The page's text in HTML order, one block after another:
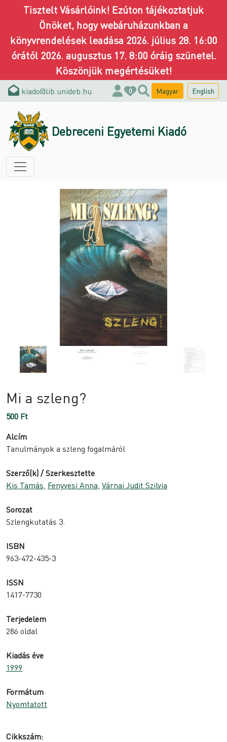
Tisztelt Vásárlóink! Ezúton tájékoztatjuk
Önöket, hogy webáruházunkban a
könyvrendelések leadása 2026. július 28. 16:00
órától 2026. augusztus 17. 8:00 óráig szünetel.
Köszönjük megértésüket!
kiado@lib.unideb.hu 0 Magyar English
Debreceni Egyetemi Kiadó
Mi a szleng?
500 Ft
Alcím
Tanulmányok a szleng fogalmáról
Szerző(k) / Szerkesztette
Kis Tamás Fenyvesi Anna Várnai Judit Szilvia
Sorozat
Szlengkutatás 3.
ISBN
963-472-435-3
ISSN
1417-7730
Terjedelem
286 oldal
Kiadás éve
1999
Formátum
Nyomtatott
Cikkszám: